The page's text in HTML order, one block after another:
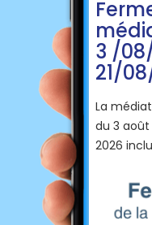
3 /
21/
La
du 3 août
2026